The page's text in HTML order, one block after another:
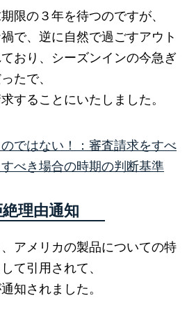
限の３年を待つのですが、
で、逆に自然で過ごすアウト
おり、
シーズンインの今急ぎ
たで、
することにいたしました。
ではない！：審査請求をすべ
べき場合の時期の判断基準
理由通知
アメリカの製品についての特
て引用されて、
知されました。